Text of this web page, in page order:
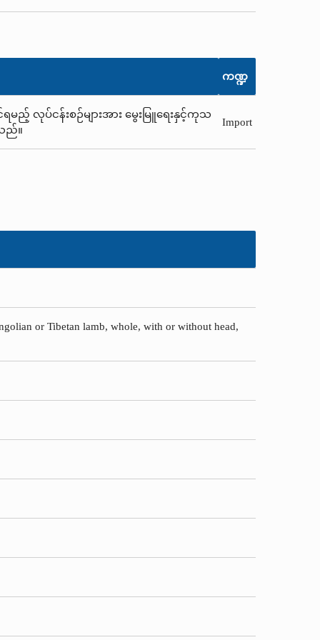
ကဏ္ဍ
လုပ်ငန်းစဉ်များအား မွေးမြူရေးနှင့်ကုသ
သည်။
Import
or Tibetan lamb, whole, with or without head,